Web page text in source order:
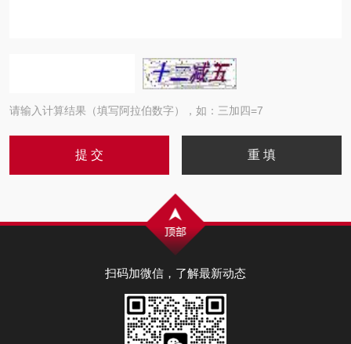
请输入计算结果（填写阿拉伯数字），如：三加四=7
扫码加微信，了解最新动态